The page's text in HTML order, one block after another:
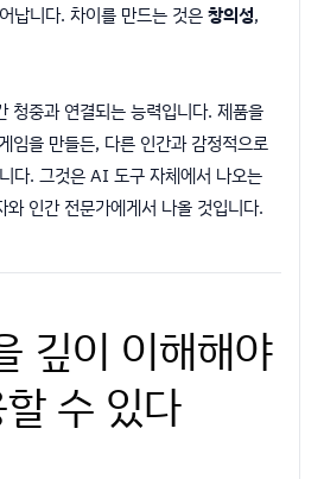
납니다. 차이를 만드는 것은창의성,
청중과 연결되는 능력입니다. 제품을
임을 만들든, 다른 인간과 감정적으로
다. 그것은 AI 도구 자체에서 나오는
와 인간 전문가에게서 나올 것입니다.
깊이 이해해야
수 있다